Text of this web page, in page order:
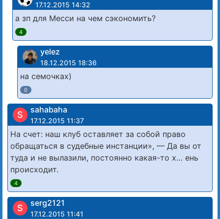
17.12.2015 14:32
а зп для Месси на чем сэкономить?
4
yelez
18.12.2015 18:36
на семочках)
0
S sahabaha
17.12.2015 11:37
На счет: наш клуб оставляет за собой право
обращаться в судебные инстанции», — Да вы от
туда и не вылазили, постоянно какая-то х… ень
происходит.
4
S serg2121
17.12.2015 11:41